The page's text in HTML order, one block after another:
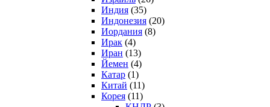
Индия (35)
Индонезия (20)
Иордания (8)
Ирак (4)
Иран (13)
Йемен (4)
Катар (1)
Китай (11)
Корея (11)